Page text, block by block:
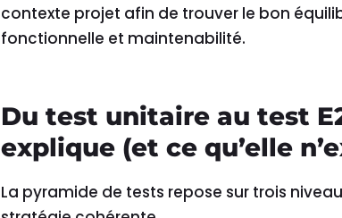
contexte projet afin de trouver le bon
fonctionnelle et maintenabilité.
Du test unitaire au test
explique (et ce qu’elle
La pyramide de tests repose sur trois